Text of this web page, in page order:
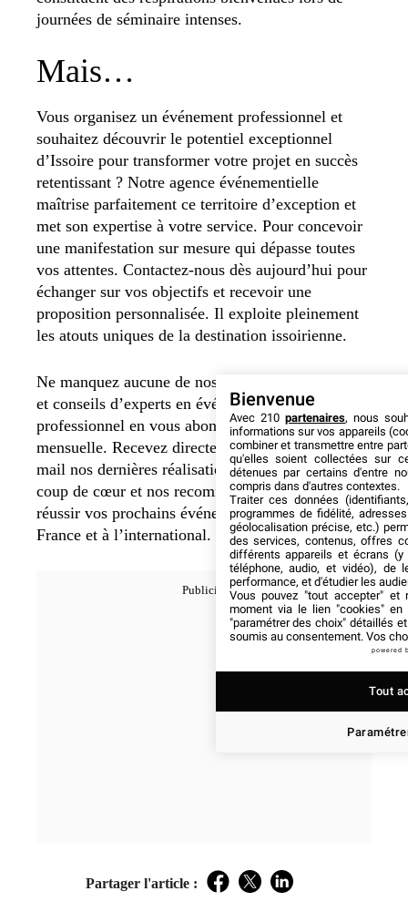
journées de séminaire intenses.
Mais…
Vous organisez un événement professionnel et
souhaitez découvrir le potentiel exceptionnel
d’Issoire pour transformer votre projet en succès
retentissant ? Notre agence événementielle
maîtrise parfaitement ce territoire d’exception et
met son expertise à votre service. Pour concevoir
une manifestation sur mesure qui dépasse toutes
vos attentes. Contactez-nous dès aujourd’hui pour
échanger sur vos objectifs et recevoir une
proposition personnalisée. Il exploite pleinement
les atouts uniques de la destination issoirienne.
Ne manquez aucune de nos actualités, inspirations
et conseils d’experts en événementiel
professionnel en vous abonnant à notre newsletter
mensuelle. Recevez directement dans votre boîte
mail nos dernières réalisations, nos destinations
coup de cœur et nos recommandations. Afin de
réussir vos prochains événements d’entreprise en
France et à l’international.
Partager l'article : Facebook
TwitterLinkedIn
Bienvenue
Avec 210 partenaires, nous
informations sur vos appareils
combiner et transmettre entre
qu'elles soient collectées sur
détenues par certains d'entre
compris dans d'autres contextes.
Traiter ces données
programmes de fidélité,
géolocalisation précise, etc.)
des services, contenus, offres
différents appareils et écrans (y
téléphone, audio, et vidéo), de
performance, et d'étudier les
Vous pouvez "tout accepter" et
moment via le lien "cookies" en
"paramétrer des choix" détaillés
soumis au consentement. Vos
powered
Tout